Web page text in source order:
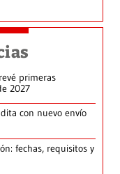
primeras
2027
con nuevo envío
fechas, requisitos y